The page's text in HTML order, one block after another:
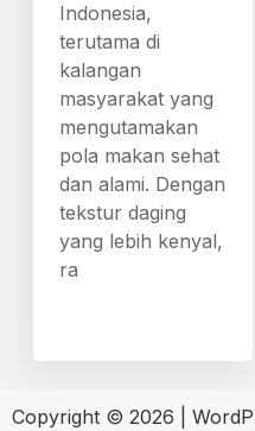
Indonesia,
terutama di
kalangan
masyarakat yang
mengutamakan
pola makan sehat
dan alami. Dengan
tekstur daging
yang lebih kenyal,
ra
Copyright © 2026